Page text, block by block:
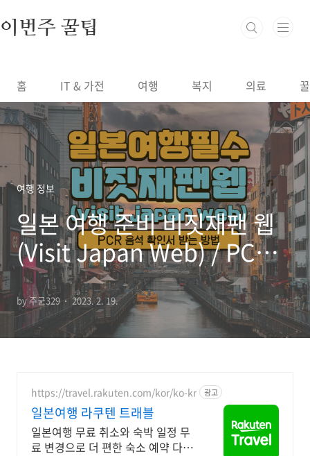
이번주 꿀팁
홈 IT & 가전 여행 복지 의료
여행 정보
일본 여행 준비 비짓재팬 웹
(Visit Japan Web) / PCR
음성 확인서
by 주군329 2023. 2. 19.
https://travel.rakuten.com/kor/ko-kr 광고
일본여행 라쿠텐 트래블
일본여행 무료 취소와 숙박 일정 무
료 변경으로 더 편한 숙소 예약 다양